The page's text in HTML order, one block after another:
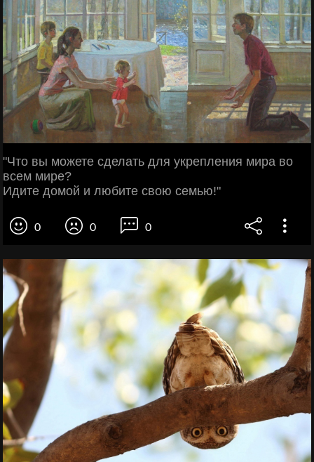
"Что вы можете сделать для укрепления мира во
всем мире?
Идите домой и любите свою семью!"
0 0 0